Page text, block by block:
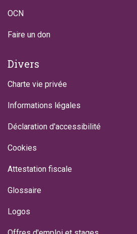
OCN
Faire un don
Divers
Charte vie privée
Informations légales
Déclaration d'accessibilité
Cookies
Attestation fiscale
Glossaire
Logos